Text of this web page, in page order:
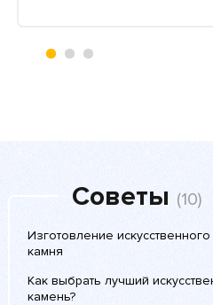
Советы (10)
Изготовление искусственного
камня
Как выбрать лучший
камень?